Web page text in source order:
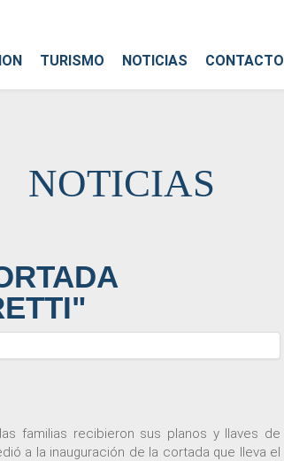
TURISMO NOTICIAS CONTACTO
NOTICIAS
familias recibieron sus planos y llaves de
a la inauguración de la cortada que lleva el